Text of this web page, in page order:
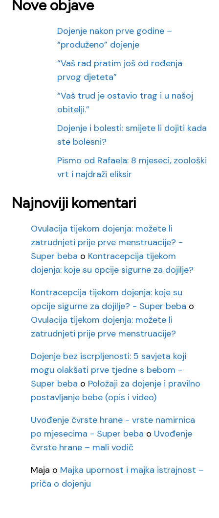
Nove objave
Dojenje nakon prve godine –
“produženo” dojenje
“Vaš rad pratim još od rođenja
prvog djeteta”
“Vaš trud je ostavio trag i u našoj
obitelji.”
Dojenje i bolesti: smijete li dojiti kada
ste bolesni?
Pismo od Rafaela: 8 mjeseci, zoološki
vrt i najdraži eliksir
Najnoviji komentari
Ovulacija tijekom dojenja: možete li
zatrudnjeti prije prve menstruacije? -
Super beba o Kontracepcija tijekom
dojenja: koje su opcije sigurne za dojilje?
Kontracepcija tijekom dojenja: koje su
opcije sigurne za dojilje? - Super beba o
Ovulacija tijekom dojenja: možete li
zatrudnjeti prije prve menstruacije?
Dojenje bez iscrpljenosti: 5 savjeta koji
mogu olakšati prve tjedne s bebom -
Super beba o Položaji za dojenje i pravilno
postavljanje bebe (opis i video)
Uvođenje čvrste hrane - vrste namirnica
po mjesecima - Super beba o Uvođenje
čvrste hrane – mali vodič
Maja o Majka upornost i majka istrajnost –
priča o dojenju